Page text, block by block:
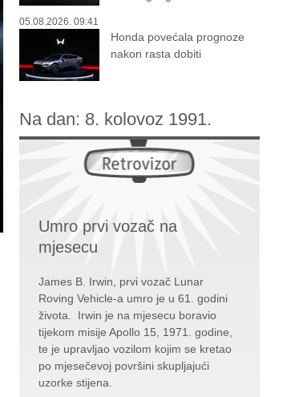
05.08.2026. 09:41
Honda povećala prognoze
nakon rasta dobiti
Na dan: 8. kolovoz 1991.
Umro prvi vozač na
mjesecu
James B. Irwin, prvi vozač Lunar
Roving Vehicle-a umro je u 61. godini
života. Irwin je na mjesecu boravio
tijekom misije Apollo 15, 1971. godine,
te je upravljao vozilom kojim se kretao
po mjesečevoj površini skupljajući
uzorke stijena.